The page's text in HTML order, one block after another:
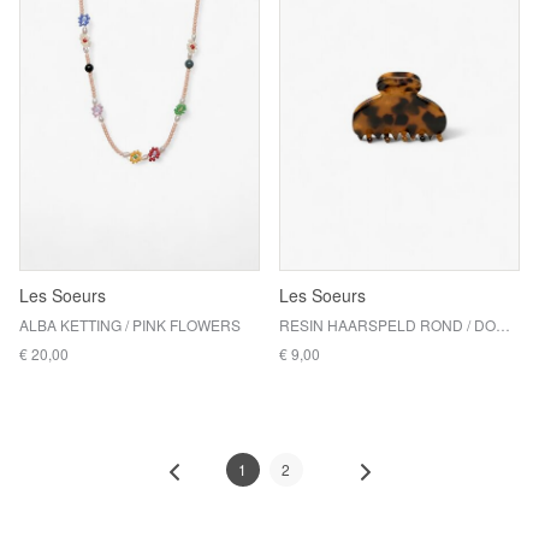
Les Soeurs
ALBA KETTING / PINK FLOWERS
€ 20,00
Les Soeurs
€ 9,00
1 2